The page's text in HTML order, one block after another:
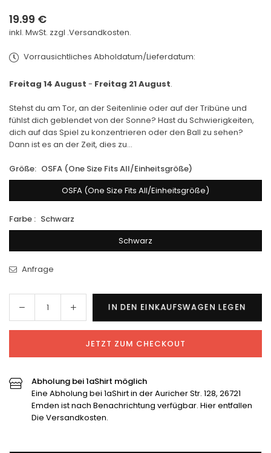
Normaler
Preis
19.99 €
inkl. MwSt. zzgl .Versandkosten.
Vorrausichtliches Abholdatum/Lieferdatum:
Freitag 14 August - Freitag 21 August.
Stehst du am Tor, an der Seitenlinie oder auf der Tribüne und
fühlst dich geblendet von der Sonne? Hast du Schwierigkeiten,
dich auf das Spiel zu konzentrieren oder den Ball zu sehen?
Dann ist es an der Zeit, dies zu...
Größe: OSFA (One Size Fits All/Einheitsgröße)
OSFA (One Size Fits All/Einheitsgröße)
Farbe : Schwarz
Schwarz
Anfrage
Menge
für
SVG
verringern
Menge
für
SVG
Schirmmütze
erhöhen
IN DEN EINKAUFSWAGEN LEGEN
JETZT ZUM CHECKOUT
Abholung bei 1aShirt möglich
Eine Abholung bei 1aShirt in der Auricher Str. 128, 26721
Emden ist nach Benachrichtung verfügbar. Hier entfallen
Die Versandkosten.